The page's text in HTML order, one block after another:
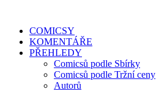
COMICSY
KOMENTÁŘE
PŘEHLEDY
Comicsů podle Sbírky
Comicsů podle Tržní ceny
Autorů